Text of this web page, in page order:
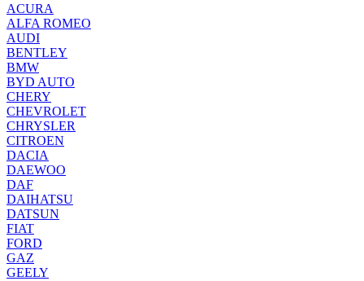
ACURA
ALFA ROMEO
AUDI
BENTLEY
BMW
BYD AUTO
CHERY
CHEVROLET
CHRYSLER
CITROEN
DACIA
DAEWOO
DAF
DAIHATSU
DATSUN
FIAT
FORD
GAZ
GEELY